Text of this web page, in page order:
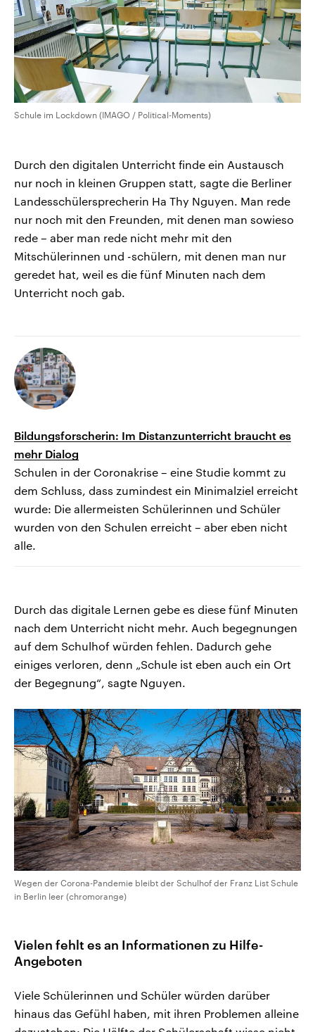
Schule im Lockdown (IMAGO / Political-Moments)
Durch den digitalen Unterricht finde ein Austausch
nur noch in kleinen Gruppen statt, sagte die Berliner
Landesschülersprecherin Ha Thy Nguyen. Man rede
nur noch mit den Freunden, mit denen man sowieso
rede – aber man rede nicht mehr mit den
Mitschülerinnen und -schülern, mit denen man nur
geredet hat, weil es die fünf Minuten nach dem
Unterricht noch gab.
Bildungsforscherin: Im Distanzunterricht braucht es
mehr Dialog
Schulen in der Coronakrise – eine Studie kommt zu
dem Schluss, dass zumindest ein Minimalziel erreicht
wurde: Die allermeisten Schülerinnen und Schüler
wurden von den Schulen erreicht – aber eben nicht
alle.
Durch das digitale Lernen gebe es diese fünf Minuten
nach dem Unterricht nicht mehr. Auch begegnungen
auf dem Schulhof würden fehlen. Dadurch gehe
einiges verloren, denn „Schule ist eben auch ein Ort
der Begegnung“, sagte Nguyen.
Wegen der Corona-Pandemie bleibt der Schulhof der Franz List Schule
in Berlin leer (chromorange)
Vielen fehlt es an Informationen zu Hilfe-
Angeboten
Viele Schülerinnen und Schüler würden darüber
hinaus das Gefühl haben, mit ihren Problemen alleine